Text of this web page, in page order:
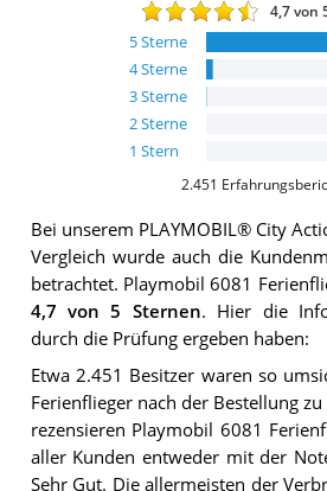
4,7von
5Sterne
4Sterne
3Sterne
2Sterne
1 Stern
2.451
Bei unserem PLAYMOBIL® City
Vergleich wurde auch die
betrachtet. Playmobil 6081
4,7 von 5 Sternen. Hier die
durch die Prüfung ergeben haben:
Etwa 2.451 Besitzer waren so
Ferienflieger nach der Bestellung
rezensieren Playmobil 6081
aller Kunden entweder mit der
Sehr Gut. Die allermeisten der